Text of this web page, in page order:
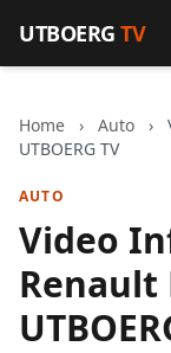
UTBOERGTV
Home › Auto ›
UTBOERG TV
AUTO
Video
Renault